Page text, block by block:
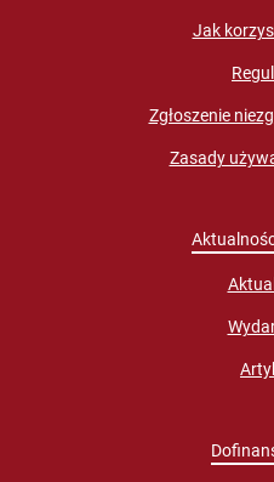
Jak
Zgłoszenie
Zasady